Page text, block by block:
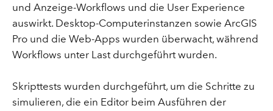
und Anzeige-Workflows und die User Experience
auswirkt. Desktop-Computerinstanzen sowie ArcGIS
Pro und die Web-Apps wurden überwacht, während
Workflows unter Last durchgeführt wurden.
Skripttests wurden durchgeführt, um die Schritte zu
simulieren, die ein Editor beim Ausführen der